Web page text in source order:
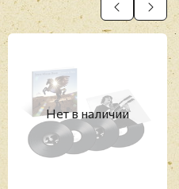
Нет в наличии